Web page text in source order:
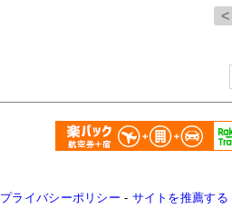
プライバシーポリシー - サイトを推薦する